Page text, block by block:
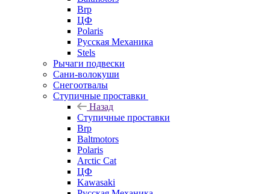
Brp
ЦФ
Polaris
Русская Механика
Stels
Рычаги подвески
Сани-волокуши
Снегоотвалы
Ступичные проставки
Назад
Ступичные проставки
Brp
Baltmotors
Polaris
Arctic Cat
ЦФ
Kawasaki